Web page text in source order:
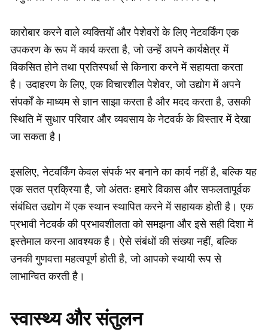
कारोबार करने वाले व्यक्तियों और पेशेवरों के लिए नेटवर्किंग एक
उपकरण के रूप में कार्य करता है, जो उन्हें अपने कार्यक्षेत्र में
विकसित होने तथा प्रतिस्पर्धा से किनारा करने में सहायता करता
है। उदाहरण के लिए, एक विचारशील पेशेवर, जो उद्योग में अपने
संपर्कों के माध्यम से ज्ञान साझा करता है और मदद करता है, उसकी
स्थिति में सुधार परिवार और व्यवसाय के नेटवर्क के विस्तार में देखा
जा सकता है।
इसलिए, नेटवर्किंग केवल संपर्क भर बनाने का कार्य नहीं है, बल्कि यह
एक सतत प्रक्रिया है, जो अंततः हमारे विकास और सफलतापूर्वक
संबंधित उद्योग में एक स्थान स्थापित करने में सहायक होती है। एक
प्रभावी नेटवर्क की प्रभावशीलता को समझना और इसे सही दिशा में
इस्तेमाल करना आवश्यक है। ऐसे संबंधों की संख्या नहीं, बल्कि
उनकी गुणवत्ता महत्वपूर्ण होती है, जो आपको स्थायी रूप से
लाभान्वित करती है।
स्वास्थ्य और संतुलन